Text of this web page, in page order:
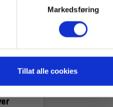
Markedsføring
Tillat alle cookies